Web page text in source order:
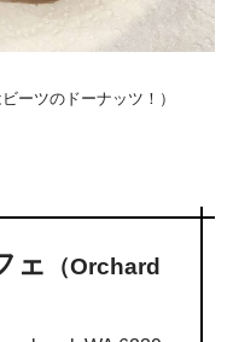
ーツのドーナッツ！）
ェ
（Orchard